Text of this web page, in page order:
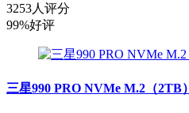
3253人评分
99%好评
三星990 PRO NVMe M.2（2TB）